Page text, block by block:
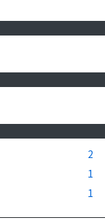
2
1
1